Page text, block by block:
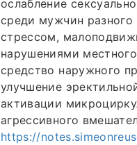
ослабление
среди мужчин разного
стрессом,
нарушениями
средство наружного
улучшение
активации
агрессивного
https://